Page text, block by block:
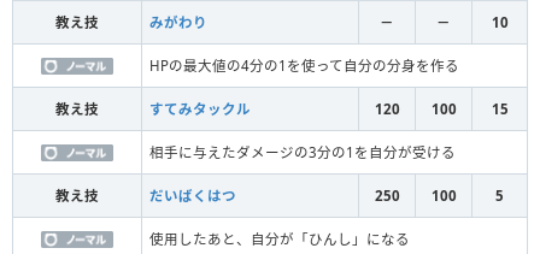
教え技 みがわり － － 10
HPの最大値の4分の1を使って自分の分身を作る
教え技 すてみタックル 120 100 15
相手に与えたダメージの3分の1を自分が受ける
教え技 だいばくはつ 250 100 5
使用したあと、自分が「ひんし」になる